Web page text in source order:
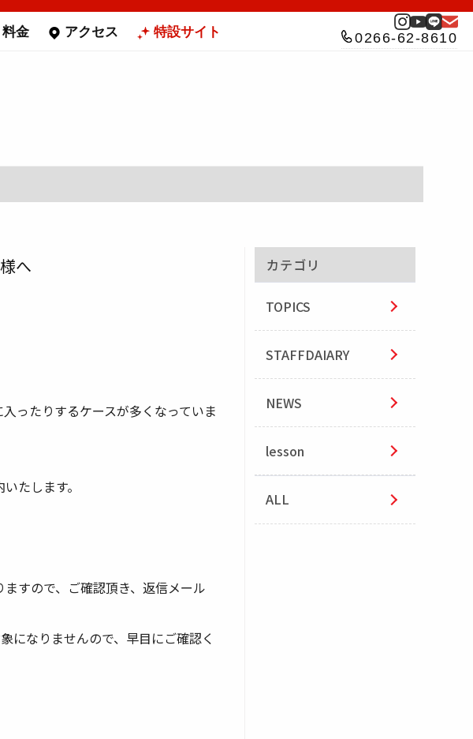
料金 アクセス 特設サイト 0266-62-8610
へ
ったりするケースが多くなっていま
たします。
すので、ご確認頂き、返信メール
なりませんので、早目にご確認く
カテゴリ
TOPICS
STAFFDAIARY
NEWS
lesson
ALL